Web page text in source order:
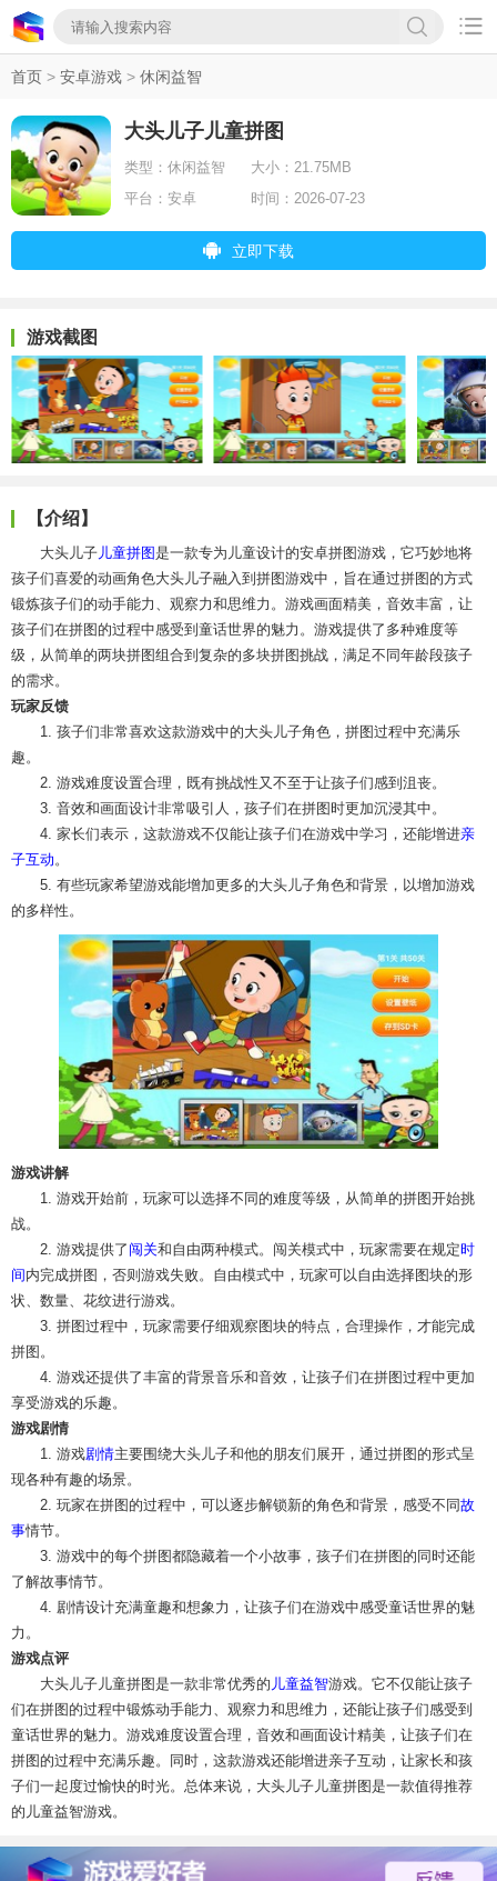

首页 > 安卓游戏 > 休闲益智
大头儿子儿童拼图
类型： 休闲益智 大小： 21.75MB
平台： 安卓 时间： 2026-07-23
立即下载
游戏截图
【介绍】
大头儿子儿童拼图是一款专为儿童设计的安卓拼图游戏，它巧妙地将
孩子们喜爱的动画角色大头儿子融入到拼图游戏中，旨在通过拼图的方式
锻炼孩子们的动手能力、观察力和思维力。游戏画面精美，音效丰富，让
孩子们在拼图的过程中感受到童话世界的魅力。游戏提供了多种难度等
级，从简单的两块拼图组合到复杂的多块拼图挑战，满足不同年龄段孩子
的需求。
玩家反馈
1. 孩子们非常喜欢这款游戏中的大头儿子角色，拼图过程中充满乐
趣。
2. 游戏难度设置合理，既有挑战性又不至于让孩子们感到沮丧。
3. 音效和画面设计非常吸引人，孩子们在拼图时更加沉浸其中。
4. 家长们表示，这款游戏不仅能让孩子们在游戏中学习，还能增进亲
子互动。
5. 有些玩家希望游戏能增加更多的大头儿子角色和背景，以增加游戏
的多样性。
游戏讲解
1. 游戏开始前，玩家可以选择不同的难度等级，从简单的拼图开始挑
战。
2. 游戏提供了 闯关和自由两种模式。闯关模式中，玩家需要在规定时
间内完成拼图，否则游戏失败。自由模式中，玩家可以自由选择图块的形
状、数量、花纹进行游戏。
3. 拼图过程中，玩家需要仔细观察图块的特点，合理操作，才能完成
拼图。
4. 游戏还提供了丰富的背景音乐和音效，让孩子们在拼图过程中更加
享受游戏的乐趣。
游戏剧情
1. 游戏剧情主要围绕大头儿子和他的朋友们展开，通过拼图的形式呈
现各种有趣的场景。
2. 玩家在拼图的过程中，可以逐步解锁新的角色和背景，感受不同故
事情节。
3. 游戏中的每个拼图都隐藏着一个小故事，孩子们在拼图的同时还能
了解故事情节。
4. 剧情设计充满童趣和想象力，让孩子们在游戏中感受童话世界的魅
力。
游戏点评
大头儿子儿童拼图是一款非常优秀的 儿童益智游戏。它不仅能让孩子
们在拼图的过程中锻炼动手能力、观察力和思维力，还能让孩子们感受到
童话世界的魅力。游戏难度设置合理，音效和画面设计精美，让孩子们在
拼图的过程中充满乐趣。同时，这款游戏还能增进亲子互动，让家长和孩
子们一起度过愉快的时光。总体来说，大头儿子儿童拼图是一款值得推荐
的儿童益智游戏。